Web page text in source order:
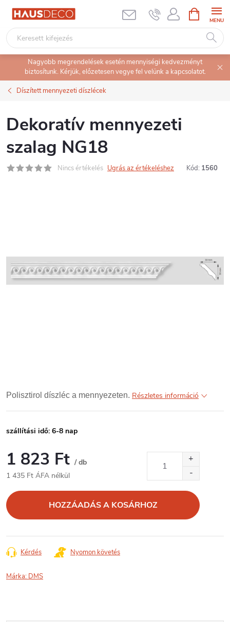
Ugrás
tartalomhoz
KOSÁR
Nagyobb megrendelések esetén mennyiségi kedvezményt
biztosítunk. Kérjük, előzetesen vegye fel velünk a kapcsolatot.
Díszített mennyezeti díszlécek
Dekoratív mennyezeti
szalag NG18
Nincs értékelés Ugrás az értékeléshez Kód: 1560
Polisztirol díszléc a mennyezeten. Részletes információ
szállítási idő: 6-8 nap
1 823 Ft / db
1 435 Ft ÁFA nélkül
HOZZÁADÁS A KOSÁRHOZ
Kérdés Nyomon követés
Márka: DMS